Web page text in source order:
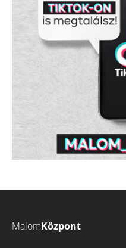
MalomKözpont